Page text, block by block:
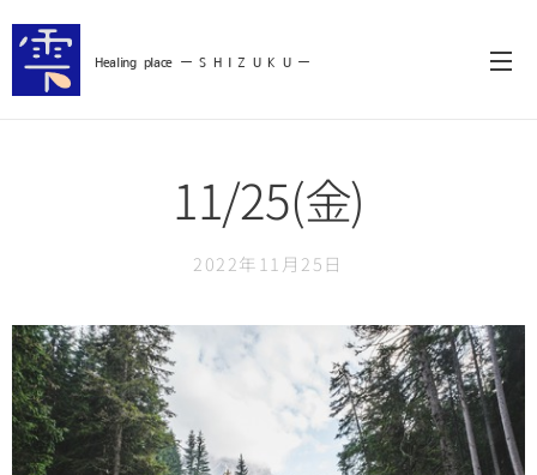
Healing place ー S H I Z U K U ー
11/25(金)
2022年11月25日